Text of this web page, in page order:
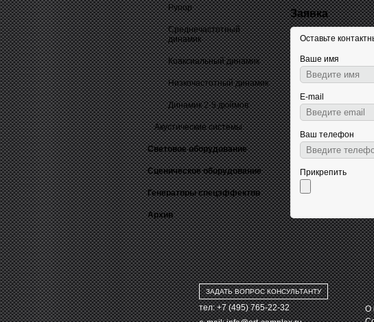
Рупор
Среднечастотный
динамик
Коаксиальный динамик
Низкочастотный динамик
Динамик 2-5 дюймов
Акустические системы
Световое оборудование
Сценическое оборудование
Генераторы спецэффектов
Архив
Заявка
Оставьте
Ваше имя
E-mail
Ваш телефон
Прикрепить
ЗАДАТЬ ВОПРОС КОНСУЛЬТАНТУ
тел: +7 (495) 765-22-32
О